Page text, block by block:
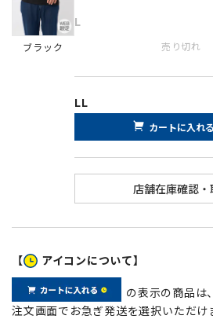
ブラック
L
売り切れ
LL
カートに入れる
【 アイコンについて】
の表示の商品は、
注文画面でお急ぎ発送を選択いただけ